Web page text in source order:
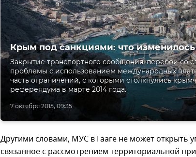
7 октября 2015, 09:35
Крым под санкциями: что изменилось
Закрытие транспортного сообщения, перебои со
проблемы с использованием международных
часть ограничений, с которыми столкнулись
референдума в марте 2014 года.
Другими словами, МУС в Гааге не может открыть
связанное с рассмотрением территориальной